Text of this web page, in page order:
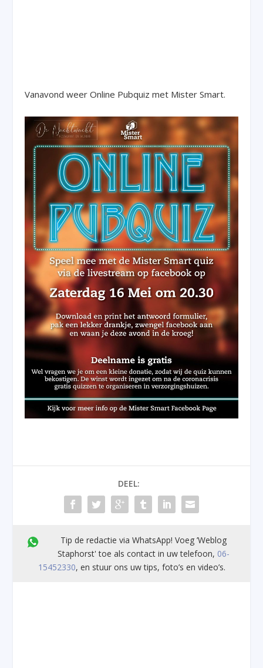
Vanavond weer Online Pubquiz met Mister Smart.
DEEL:
Tip de redactie via WhatsApp! Voeg ’Weblog
Staphorst' toe als contact in uw telefoon, 06-
15452330, en stuur ons uw tips, foto’s en video’s.